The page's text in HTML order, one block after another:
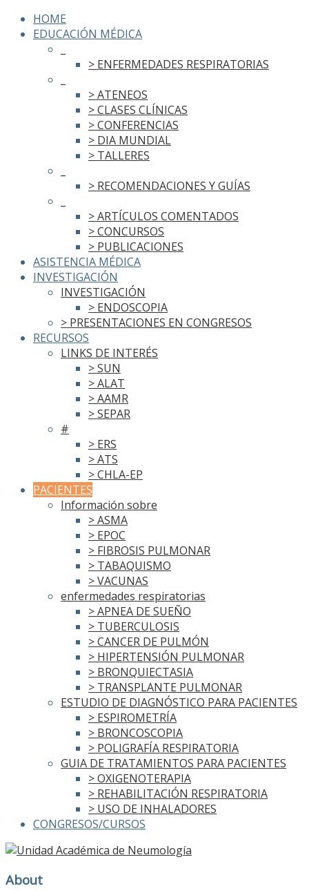
HOME
EDUCACIÓN MÉDICA
> ENFERMEDADES RESPIRATORIAS
> ATENEOS
> CLASES CLÍNICAS
> CONFERENCIAS
> DIA MUNDIAL
> TALLERES
> RECOMENDACIONES Y GUÍAS
> ARTÍCULOS COMENTADOS
> CONCURSOS
> PUBLICACIONES
ASISTENCIA MÉDICA
INVESTIGACIÓN
INVESTIGACIÓN
> ENDOSCOPIA
> PRESENTACIONES EN CONGRESOS
RECURSOS
LINKS DE INTERÉS
> SUN
> ALAT
> AAMR
> SEPAR
#
> ERS
> ATS
> CHLA-EP
PACIENTES
Información sobre
> ASMA
> EPOC
> FIBROSIS PULMONAR
> TABAQUISMO
> VACUNAS
enfermedades respiratorias
> APNEA DE SUEÑO
> TUBERCULOSIS
> CANCER DE PULMÓN
> HIPERTENSIÓN PULMONAR
> BRONQUIECTASIA
> TRANSPLANTE PULMONAR
ESTUDIO DE DIAGNÓSTICO PARA PACIENTES
> ESPIROMETRÍA
> BRONCOSCOPIA
> POLIGRAFÍA RESPIRATORIA
GUIA DE TRATAMIENTOS PARA PACIENTES
> OXIGENOTERAPIA
> REHABILITACIÓN RESPIRATORIA
> USO DE INHALADORES
CONGRESOS/CURSOS
About